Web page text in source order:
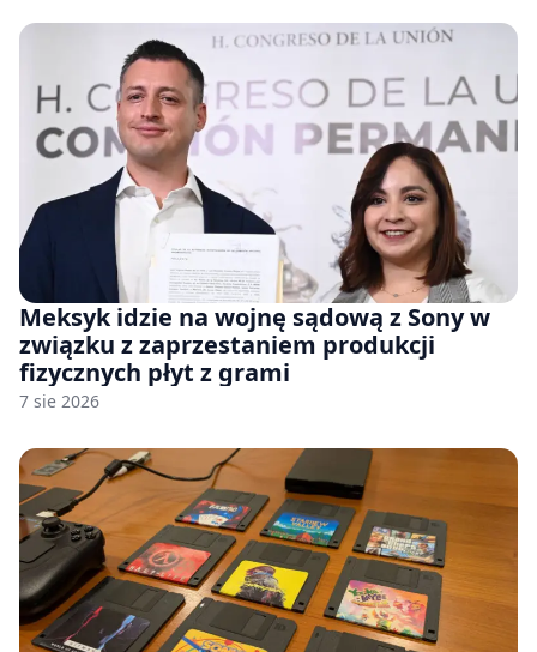
Meksyk idzie na wojnę sądową z Sony w
związku z zaprzestaniem produkcji
fizycznych płyt z grami
7 sie 2026